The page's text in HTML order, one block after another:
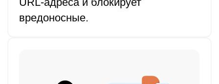
вредоносные.